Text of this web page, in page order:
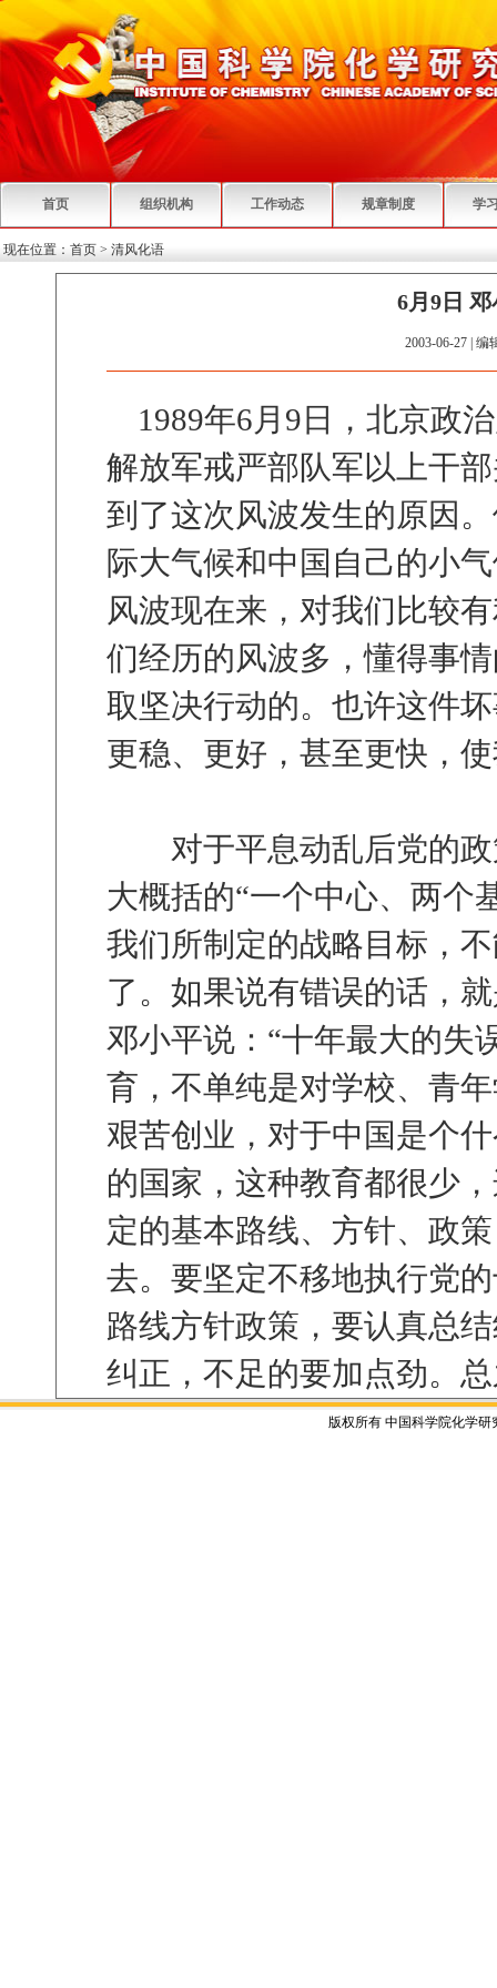
首页 组织机构 工作动态 规章制度 学
现在位置： 首页 > 清风化语
6月9日
2003-06-27 | 编
1989年6月9日，北京政
解放军戒严部队军以上干
到了这次风波发生的原因
际大气候和中国自己的小
风波现在来，对我们比较
们经历的风波多，懂得事
取坚决行动的。也许这件
更稳、更好，甚至更快，
对于平息动乱后党的政
大概括的“一个中心、两个
我们所制定的战略目标，
了。如果说有错误的话，
邓小平说：“十年最大的失
育，不单纯是对学校、青
艰苦创业，对于中国是个
的国家，这种教育都很少
定的基本路线、方针、政
去。要坚定不移地执行党
路线方针政策，要认真总
纠正，不足的要加点劲。
版权所有 中国科学院化学研